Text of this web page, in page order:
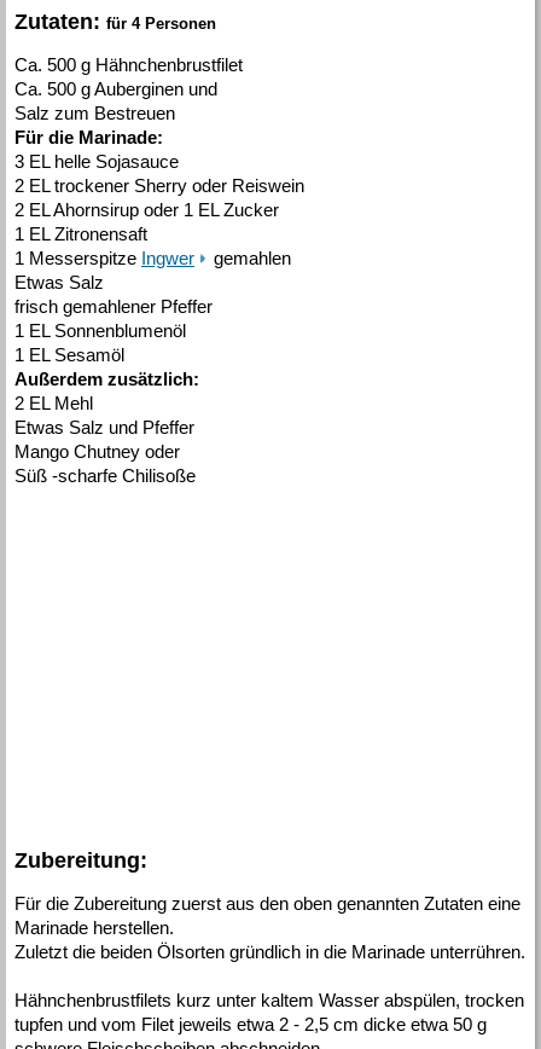
Zutaten: für 4 Personen
Ca. 500 g Hähnchenbrustfilet
Ca. 500 g Auberginen und
Salz zum Bestreuen
Für die Marinade:
3 EL helle Sojasauce
2 EL trockener Sherry oder Reiswein
2 EL Ahornsirup oder 1 EL Zucker
1 EL Zitronensaft
1 Messerspitze Ingwer
gemahlen
Etwas Salz
frisch gemahlener Pfeffer
1 EL Sonnenblumenöl
1 EL Sesamöl
Außerdem zusätzlich:
2 EL Mehl
Etwas Salz und Pfeffer
Mango Chutney oder
Süß -scharfe Chilisoße
Zubereitung:
Für die Zubereitung zuerst aus den oben genannten Zutaten eine
Marinade herstellen.
Zuletzt die beiden Ölsorten gründlich in die Marinade unterrühren.
Hähnchenbrustfilets kurz unter kaltem Wasser abspülen, trocken
tupfen und vom Filet jeweils etwa 2 - 2,5 cm dicke etwa 50 g